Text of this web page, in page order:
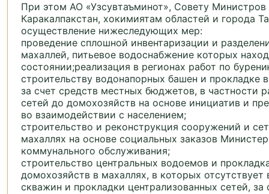
При этом АО «Узсувтаъминот», Совету Министров
Каракалпакстан, хокимиятам областей и города
осуществление нижеследующих мер:
проведение сплошной инвентаризации и
махаллей, питьевое водоснабжение которых
состоянии;реализация в регионах работ по
строительству водонапорных башен и прокладке
за счет средств местных бюджетов, в частности
сетей до домохозяйств на основе инициатив и
во взаимодействии с населением;
строительство и реконструкция сооружений и
махаллях на основе социальных заказов
коммунального обслуживания;
строительство центральных водоемов и
домохозяйств в махаллях, в которых
скважин и прокладки централизованных сетей,